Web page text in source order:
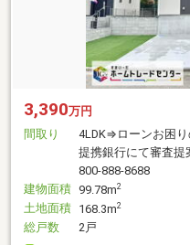
3,390万円
間取り
4LDK⇒ローンお困
提携銀行にて審査提
800-888-8688
建物面積 99.78m2
土地面積 168.3m2
総戸数
2戸